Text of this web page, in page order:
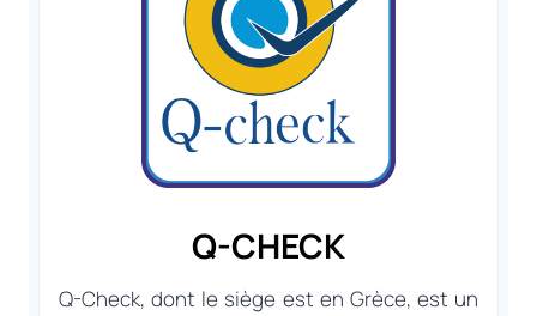
Q-CHECK
Q-Check, dont le siège est en Grèce, est un